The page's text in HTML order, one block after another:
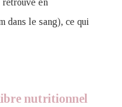
en
dans le sang), ce qui
nutritionnel